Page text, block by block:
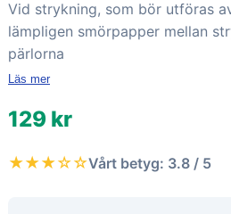
Vid strykning, som bör utföras
lämpligen smörpapper mellan
pärlorna
Läs mer
129 kr
★★★☆☆Vårt betyg: 3.8 / 5